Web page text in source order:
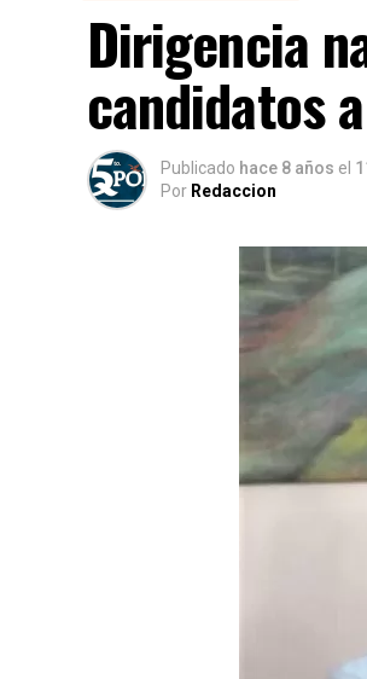
Dirigencia
candidatos
Publicado hace 8 años el
Por Redaccion